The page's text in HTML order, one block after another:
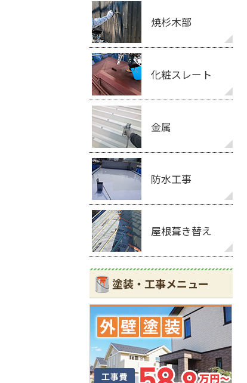
焼杉木部
化粧スレート
金属
防水工事
屋根葺き替え
塗装・工事メニュー